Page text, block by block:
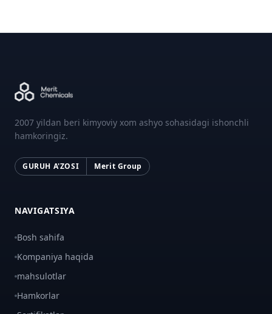
2007 yildan beri kimyoviy xom ashyo sohasidagi ishonchli
hamkoringiz.
GURUH A'ZOSI Merit Group
NAVIGATSIYA
Bosh sahifa
Kompaniya haqida
mahsulotlar
Hamkorlar